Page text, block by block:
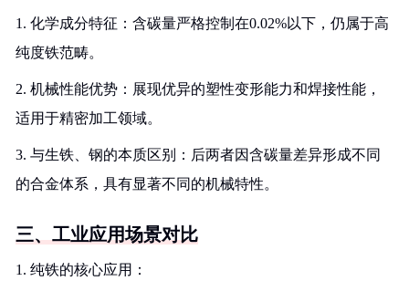
1. 化学成分特征：含碳量严格控制在0.02%以下，仍属于高
纯度铁范畴。
2. 机械性能优势：展现优异的塑性变形能力和焊接性能，
适用于精密加工领域。
3. 与生铁、钢的本质区别：后两者因含碳量差异形成不同
的合金体系，具有显著不同的机械特性。
三、工业应用场景对比
1. 纯铁的核心应用：